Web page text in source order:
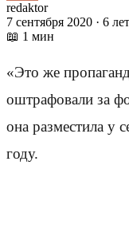
redaktor
7 сентября 2020 · 6
📖 1 мин
«Это же
оштрафовали за
она разместила у
году.